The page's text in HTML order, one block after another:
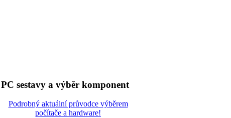
PC sestavy a výběr komponent
Podrobný aktuální průvodce výběrem
počítače a hardware!